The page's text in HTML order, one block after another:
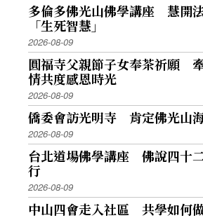
多倫多佛光山佛學講座 慧開
「生死智慧」
2026-08-09
圓福寺父親節子女奉茶祈願
情共度感恩時光
2026-08-09
僑委會訪光明寺 肯定佛光山
2026-08-09
台北道場佛學講座 佛說四十
行
2026-08-09
中山四會走入社區 共學如何